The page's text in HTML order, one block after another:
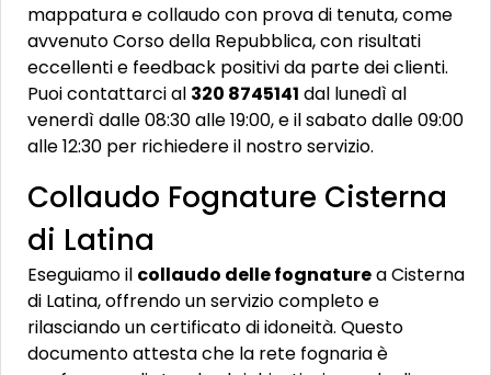
mappatura e collaudo con prova di tenuta, come
avvenuto Corso della Repubblica, con risultati
eccellenti e feedback positivi da parte dei clienti.
Puoi contattarci al 320 8745141 dal lunedì al
venerdì dalle 08:30 alle 19:00, e il sabato dalle 09:00
alle 12:30 per richiedere il nostro servizio.
Collaudo Fognature Cisterna
di Latina
Eseguiamo il collaudo delle fognaturea Cisterna
di Latina, offrendo un servizio completo e
rilasciando un certificato di idoneità. Questo
documento attesta che la rete fognaria è